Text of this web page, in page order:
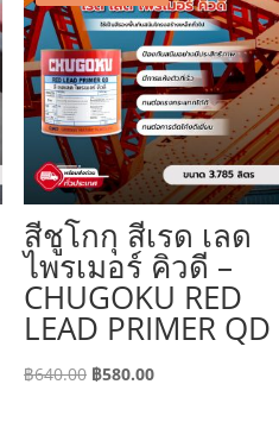
สีชูโกกุ สีเรด เลด
ไพรเมอร์ คิวดี –
CHUGOKU RED
LEAD PRIMER QD
฿640.00 Original
฿580.00Current